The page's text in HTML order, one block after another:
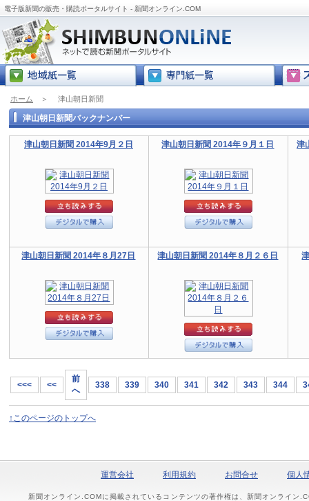
電子版新聞の販売・購読ポータルサイト - 新聞オンライン.COM
ホーム ＞ 津山朝日新聞
津山朝日新聞バックナンバー
津山朝日新聞 2014年9月２日 津山朝日新聞 2014年９月１日 津
津山朝日新聞 2014年８月27日 津山朝日新聞 2014年８月２６日
<<< <<
前
へ
338 339 340 341 342 343 344
↑このページのトップへ
運営会社 利用規約 お問合せ 個人
新聞オンライン.COMに掲載されているコンテンツの著作権は、新聞オンライン